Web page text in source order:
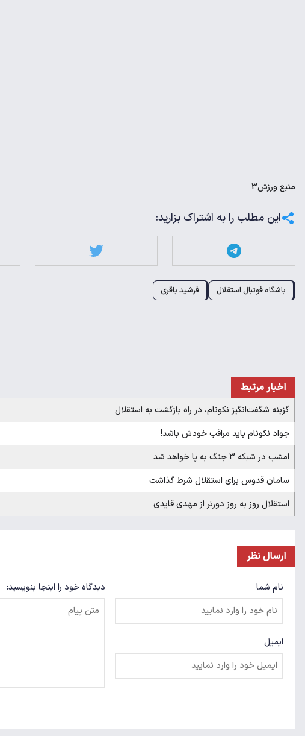
منبعورزش3
این مطلب را به اشتراک بزارید:
باشگاه فوتبال استقلال فرشید باقری
اخبار مرتبط
گزینه شگفت‌انگیز نکونام، در راه بازگشت به استقلال
جواد نکونام باید مراقب خودش باشد!
امشب در شبکه 3 جنگ به پا خواهد شد
سامان قدوس برای استقلال شرط گذاشت
استقلال روز به روز دورتر از مهدی قایدی
ارسال نظر
نام شما
ایمیل
دیدگاه خود را اینجا بنویسید: